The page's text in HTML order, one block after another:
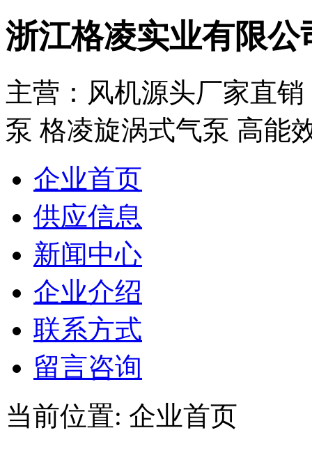
浙江格凌实业有限公
主营：风机源头厂家直
泵 格凌旋涡式气泵 高能
企业首页
供应信息
新闻中心
企业介绍
联系方式
留言咨询
当前位置: 企业首页